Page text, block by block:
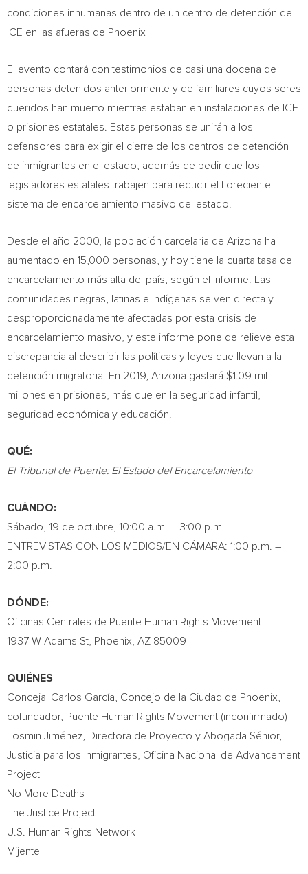
condiciones inhumanas dentro de un centro de detención de
ICE en las afueras de Phoenix
El evento contará con testimonios de casi una docena de
personas detenidos anteriormente y de familiares cuyos seres
queridos han muerto mientras estaban en instalaciones de ICE
o prisiones estatales. Estas personas se unirán a los
defensores para exigir el cierre de los centros de detención
de inmigrantes en el estado, además de pedir que los
legisladores estatales trabajen para reducir el floreciente
sistema de encarcelamiento masivo del estado.
Desde el año 2000, la población carcelaria de Arizona ha
aumentado en 15,000 personas, y hoy tiene la cuarta tasa de
encarcelamiento más alta del país, según el informe. Las
comunidades negras, latinas e indígenas se ven directa y
desproporcionadamente afectadas por esta crisis de
encarcelamiento masivo, y este informe pone de relieve esta
discrepancia al describir las políticas y leyes que llevan a la
detención migratoria. En 2019, Arizona gastará $1.09 mil
millones en prisiones, más que en la seguridad infantil,
seguridad económica y educación.
QUÉ:
El Tribunal de Puente: El Estado del Encarcelamiento
CUÁNDO:
Sábado, 19 de octubre, 10:00 a.m. – 3:00 p.m.
ENTREVISTAS CON LOS MEDIOS/EN CÁMARA: 1:00 p.m. –
2:00 p.m.
DÓNDE:
Oficinas Centrales de Puente Human Rights Movement
1937 W Adams St,
Phoenix, AZ 85009
QUIÉNES
Concejal Carlos García, Concejo de la Ciudad de Phoenix
cofundador, Puente Human Rights Movement (inconfirmado)
Losmin Jiménez, Directora de Proyecto y Abogada Sénior,
Justicia para los Inmigrantes, Oficina Nacional de Advancement
Project
No More Deaths
The Justice Project
U.S. Human Rights Network
Mijente